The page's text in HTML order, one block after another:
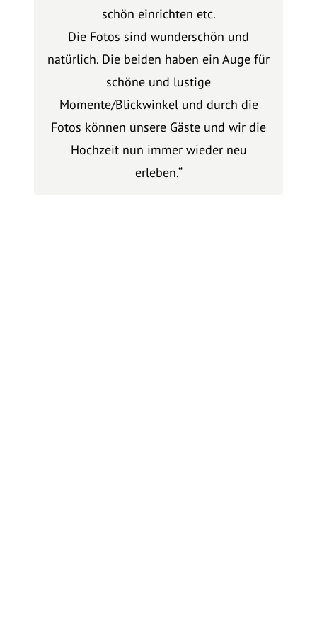
schön einrichten etc.
Die Fotos sind wunderschön und
natürlich. Die beiden haben ein Auge für
schöne und lustige
Momente/Blickwinkel und durch die
Fotos können unsere Gäste und wir die
Hochzeit nun immer wieder neu
erleben.“